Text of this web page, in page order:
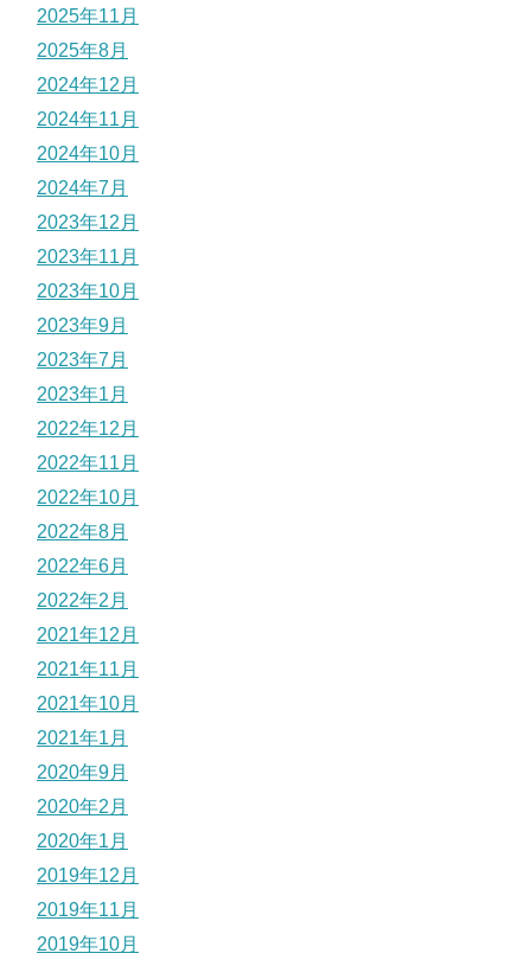
2025年11月
2025年8月
2024年12月
2024年11月
2024年10月
2024年7月
2023年12月
2023年11月
2023年10月
2023年9月
2023年7月
2023年1月
2022年12月
2022年11月
2022年10月
2022年8月
2022年6月
2022年2月
2021年12月
2021年11月
2021年10月
2021年1月
2020年9月
2020年2月
2020年1月
2019年12月
2019年11月
2019年10月